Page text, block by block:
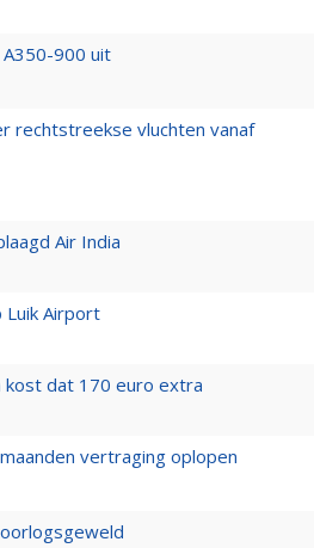
900 uit
rechtstreekse vluchten vanaf
Air India
Luik Airport
kost dat 170 euro extra
vertraging oplopen